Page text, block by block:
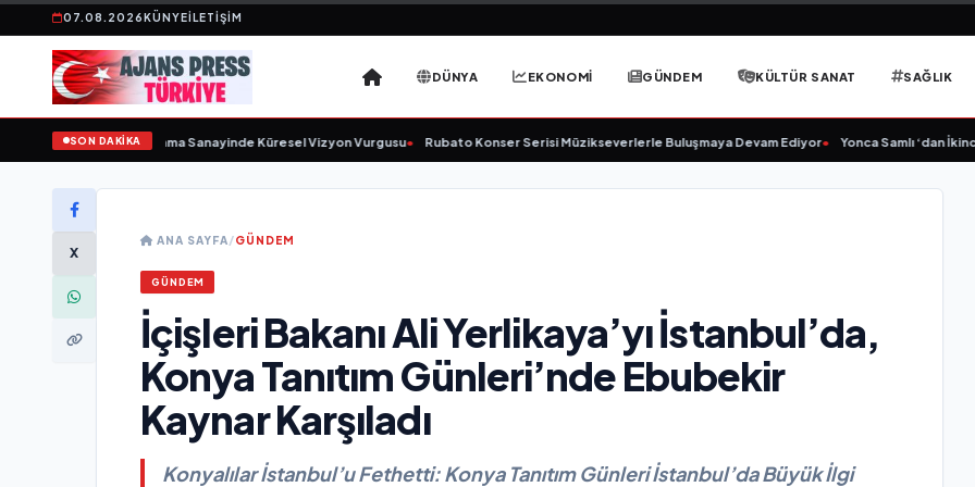
07.08.2026KÜNYEİLETIŞIM
DÜNYA EKONOMİ GÜNDEM KÜLTÜR SANAT SAĞLIK
SON DAKİKA
ve Savunma Sanayinde Küresel Vizyon Vurgusu• Rubato Konser Serisi Müzikseverlerle Buluşmaya Devam Ediyor• Yonca Samlı ‘dan İkinci Tekli
X
ANA SAYFA/GÜNDEM
GÜNDEM
İçişleri Bakanı Ali Yerlikaya’yı İstanbul’da,
Konya Tanıtım Günleri’nde Ebubekir
Kaynar Karşıladı
Konyalılar İstanbul’u Fethetti: Konya Tanıtım Günleri İstanbul’da Büyük İlgi